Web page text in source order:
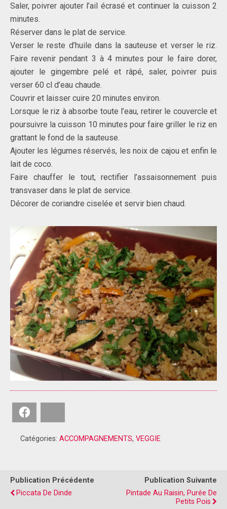
Saler, poivrer ajouter l’ail écrasé et continuer la cuisson 2
minutes.
Réserver dans le plat de service.
Verser le reste d’huile dans la sauteuse et verser le riz.
Faire revenir pendant 3 à 4 minutes pour le faire dorer,
ajouter le gingembre pelé et râpé, saler, poivrer puis
verser 60 cl d’eau chaude.
Couvrir et laisser cuire 20 minutes environ.
Lorsque le riz à absorbe toute l’eau, retirer le couvercle et
poursuivre la cuisson 10 minutes pour faire griller le riz en
grattant le fond de la sauteuse.
Ajouter les légumes réservés, les noix de cajou et enfin le
lait de coco.
Faire chauffer le tout, rectifier l’assaisonnement puis
transvaser dans le plat de service.
Décorer de coriandre ciselée et servir bien chaud.
Catégories: ACCOMPAGNEMENTS, VEGGIE
Publication Précédente
Piccata De Dinde
Publication Suivante
Pintade Au Raisin, Purée De
Petits Pois